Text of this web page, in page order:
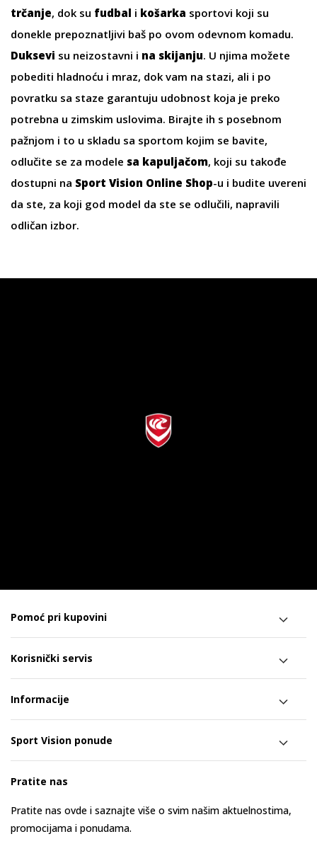
trčanje, dok su fudbal i košarka sportovi koji su
donekle prepoznatljivi baš po ovom odevnom komadu.
Duksevi su neizostavni i na skijanju. U njima možete
pobediti hladnoću i mraz, dok vam na stazi, ali i po
povratku sa staze garantuju udobnost koja je preko
potrebna u zimskim uslovima. Birajte ih s posebnom
pažnjom i to u skladu sa sportom kojim se bavite,
odlučite se za modele sa kapuljačom, koji su takođe
dostupni na Sport Vision Online Shop-u i budite uvereni
da ste, za koji god model da ste se odlučili, napravili
odličan izbor.
Pomoć pri kupovini
Korisnički servis
Informacije
Sport Vision ponude
Pratite nas
Pratite nas ovde i saznajte više o svim našim aktuelnostima,
promocijama i ponudama.